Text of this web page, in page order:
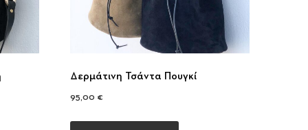
Δερμάτινη Τσάντα Πουγκί
95,00 €